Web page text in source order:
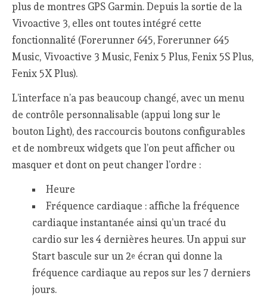
plus de montres GPS Garmin. Depuis la sortie de la
Vivoactive 3, elles ont toutes intégré cette
fonctionnalité (Forerunner 645, Forerunner 645
Music, Vivoactive 3 Music, Fenix 5 Plus, Fenix 5S Plus,
Fenix 5X Plus).
L’interface n’a pas beaucoup changé, avec un menu
de contrôle personnalisable (appui long sur le
bouton Light), des raccourcis boutons configurables
et de nombreux widgets que l’on peut afficher ou
masquer et dont on peut changer l’ordre :
Heure
Fréquence cardiaque : affiche la fréquence
cardiaque instantanée ainsi qu’un tracé du
cardio sur les 4 dernières heures. Un appui sur
Start bascule sur un 2e écran qui donne la
fréquence cardiaque au repos sur les 7 derniers
jours.